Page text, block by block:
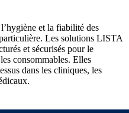
et la fiabilité des
Les solutions LISTA
et sécurisés pour le
consommables. Elles
dans les cliniques, les